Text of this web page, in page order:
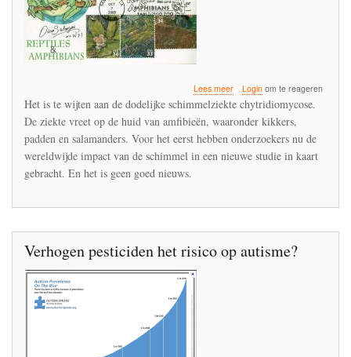
Lees meerover
Een
schimmelziekte
roeit
amfibieën
uit
Loginom te reageren
Het is te wijten aan de dodelijke schimmelziekte chytridiomycose.
De ziekte vreet op de huid van amfibieën, waaronder kikkers,
padden en salamanders. Voor het eerst hebben onderzoekers nu de
wereldwijde impact van de schimmel in een nieuwe studie in kaart
gebracht. En het is geen goed nieuws.
Verhogen pesticiden het risico op autisme?